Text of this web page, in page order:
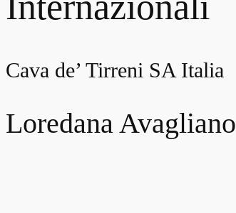
Cava de’ Tirreni SA Italia
Loredana Avagliano